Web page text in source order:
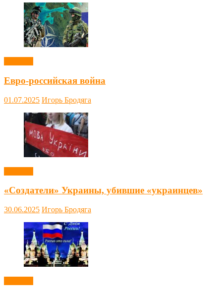
Евро-российская война
01.07.2025 Игорь Бродяга
«Создатели» Украины, убившие «украинцев»
30.06.2025 Игорь Бродяга